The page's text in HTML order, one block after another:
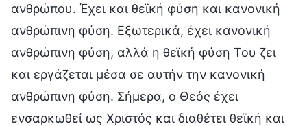
ανθρώπου. Έχει και θεϊκή φύση και κανονική
ανθρώπινη φύση. Εξωτερικά, έχει κανονική
ανθρώπινη φύση, αλλά η θεϊκή φύση Του ζει
και εργάζεται μέσα σε αυτήν την κανονική
ανθρώπινη φύση. Σήμερα, ο Θεός έχει
ενσαρκωθεί ως Χριστός και διαθέτει θεϊκή και